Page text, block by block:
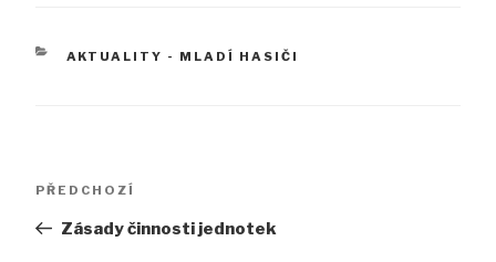
RUBRIKY
AKTUALITY - MLADÍ HASIČI
příspěvek
Předchozí
PŘEDCHOZÍ
Zásady činnosti jednotek